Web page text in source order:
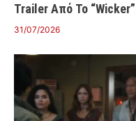
Trailer Από Το “Wicker”
31/07/2026